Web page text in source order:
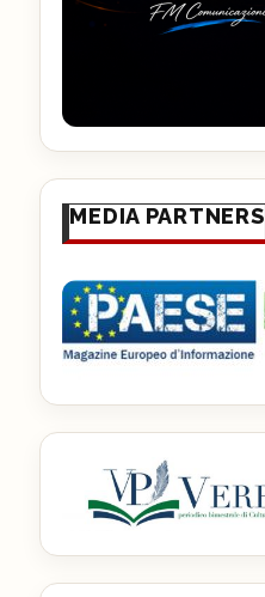
MEDIA PARTNERS